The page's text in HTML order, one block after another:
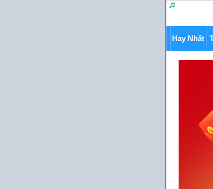
Hay Nhất